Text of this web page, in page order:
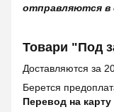
отправляются в
Товари "Под
Доставляются за
Берется
Перевод на карту